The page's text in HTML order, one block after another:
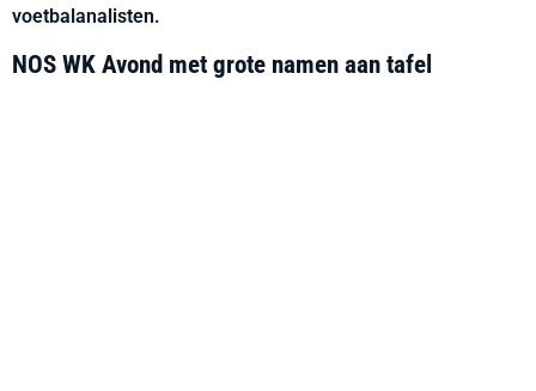
voetbalanalisten.
NOS WK Avond met grote namen aan tafel